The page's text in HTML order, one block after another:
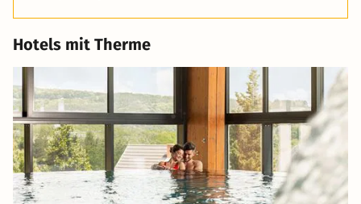
Hotels mit Therme